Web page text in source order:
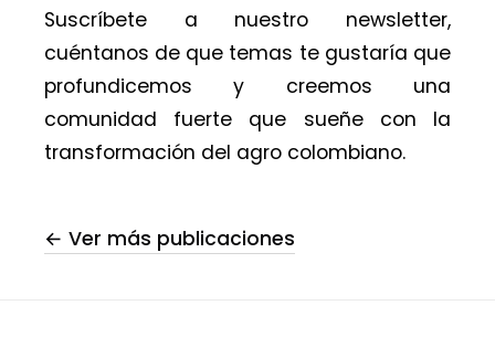
Suscríbete a nuestro newsletter,
cuéntanos de que temas te gustaría que
profundicemos y creemos una
comunidad fuerte que sueñe con la
transformación del agro colombiano.
← Ver más publicaciones